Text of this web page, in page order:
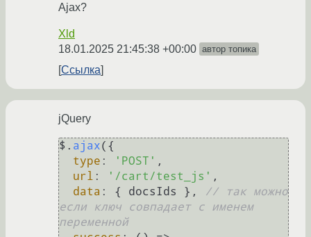
Ajax?
Xld
18.01.2025 21:45:38 +00:00 автор топика
Ссылка
jQuery
$. ajax({
type : 'POST' ,
url : '/cart/test_js' ,
data : { docsIds },
// так можно
если ключ совпадает с именем
переменной